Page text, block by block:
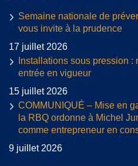
Semaine nationale de
vous invite à la prudence
17 juillet 2026
Installations sous pression
entrée en vigueur
15 juillet 2026
COMMUNIQUÉ – Mise en
la RBQ ordonne à Michel
comme entrepreneur en
9 juillet 2026